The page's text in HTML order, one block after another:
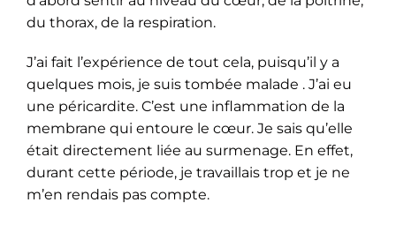
du thorax, de la respiration.
J’ai fait l’expérience de tout cela, puisqu’il y a
quelques mois, je suis tombée malade . J’ai eu
une péricardite. C’est une inflammation de la
membrane qui entoure le cœur. Je sais qu’elle
était directement liée au surmenage. En effet,
durant cette période, je travaillais trop et je ne
m’en rendais pas compte.